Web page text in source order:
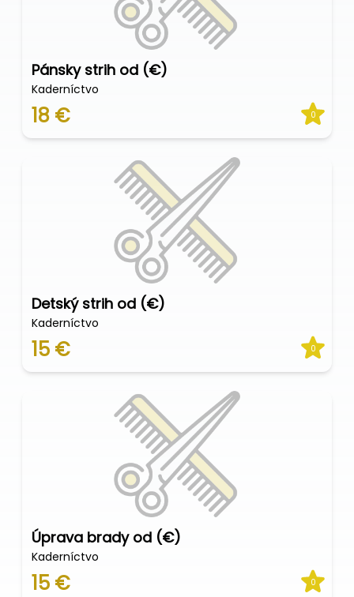
Pánsky strih od (€)
Kaderníctvo
18 € 0
Detský strih od (€)
Kaderníctvo
15 € 0
Úprava brady od (€)
Kaderníctvo
15 € 0